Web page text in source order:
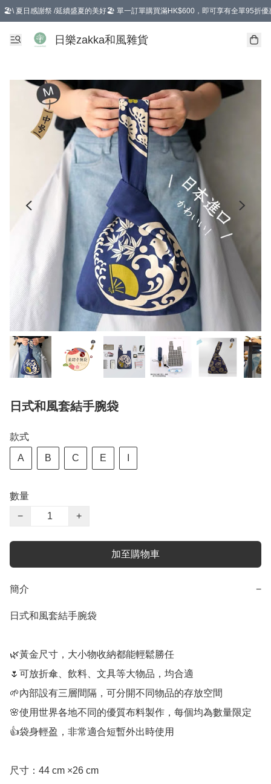
🏖️\ 夏日感謝祭 /延續盛夏的美好🏖️ 單一訂單購買滿HK$600，即可享有全單95折優
選擇GoGoX住宅/工商地址配送，單一訂單消費購物滿HK$680(折扣後），可享有
日樂zakka和風雜貨
日式和風套結手腕袋
款式
A B C E
數量
−
+
加至購物車
簡介 −
日式和風套結手腕袋
🌿黃金尺寸，大小物收納都能輕鬆勝任
🌷可放折傘、飲料、文具等大物品，均合適
🌱內部設有三層間隔，可分開不同物品的存放空間
🌸使用世界各地不同的優質布料製作，每個均為數量限定
👍袋身輕盈，非常適合短暫外出時使用
尺寸：44 cm ×26 cm